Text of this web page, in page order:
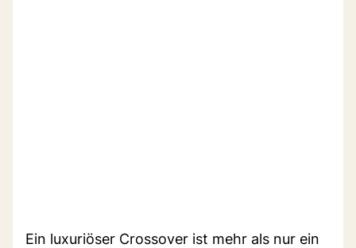
Ein luxuriöser Crossover ist mehr als nur ein